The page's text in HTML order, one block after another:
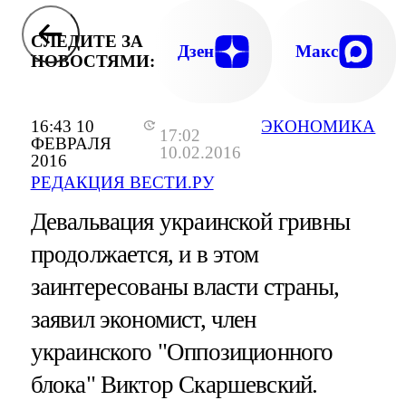
16:43 10
ФЕВРАЛЯ
2016
17:02
10.02.2016
РЕДАКЦИЯ ВЕСТИ.РУ
ЭКОНОМИКА
СЛЕДИТЕ ЗА
НОВОСТЯМИ:
Дзен Макс
Девальвация украинской гривны
продолжается, и в этом
заинтересованы власти страны,
заявил экономист, член
украинского "Оппозиционного
блока" Виктор Скаршевский.